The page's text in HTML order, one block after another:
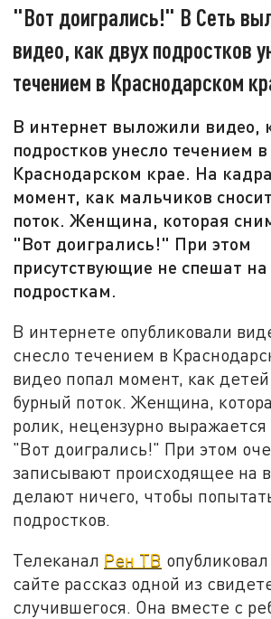
"Вот доигрались!" В Сеть
видео, как двух подростков
течением в Краснодарском
В интернет выложили видео,
подростков унесло течением в
Краснодарском крае. На
момент, как мальчиков
поток. Женщина, которая
"Вот доигрались!" При этом
присутствующие не спешат
подросткам.
В интернете опубликовали
снесло течением в
видео попал момент, как детей
бурный поток. Женщина,
ролик, нецензурно выражается
"Вот доигрались!" При этом
записывают происходящее на
делают ничего, чтобы
подростков.
Телеканал Рен ТВ
сайте рассказ одной из
случившегося. Она вместе с